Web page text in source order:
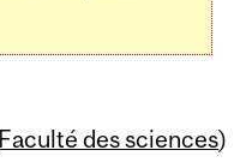
des sciences)